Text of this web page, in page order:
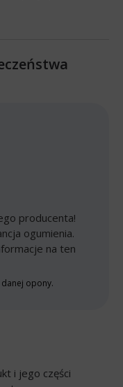
producenta!
ogumienia.
na ten
opony.
i jego części